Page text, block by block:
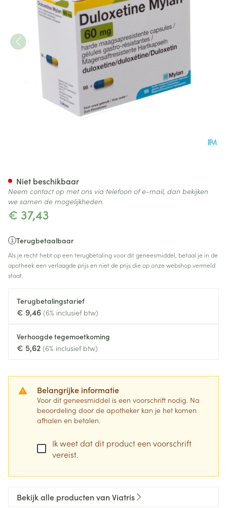
€ 37,43
Terugbetaalbaar
Als je recht hebt op een terugbetaling voor dit geneesmiddel, betaal je in de
apotheek een verlaagde prijs en niet de prijs die op onze webshop vermeld
staat.
Terugbetalingstarief
€ 9,46 (6% inclusief btw)
Verhoogde tegemoetkoming
€ 5,62 (6% inclusief btw)
Belangrijke informatie
Voor dit geneesmiddel is een voorschrift nodig. Na
beoordeling door de apotheker kan je het komen
afhalen en betalen.
Ik weet dat dit product een voorschrift
vereist.
Niet beschikbaar
Neem contact op met ons via telefoon of e-mail, dan bekijken
we samen de mogelijkheden.
Bekijk alle producten van Viatris